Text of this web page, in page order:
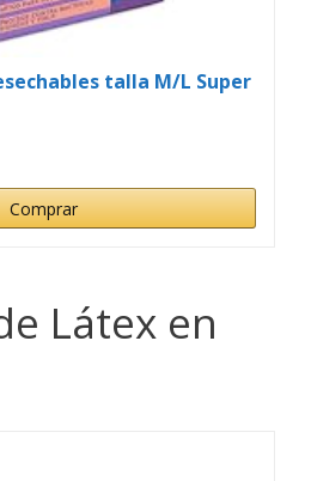
talla M/L Super
Comprar
Látex en